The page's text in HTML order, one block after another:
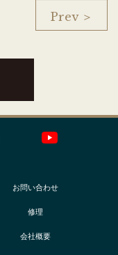
Prev ＞
お問い合わせ
修理
会社概要